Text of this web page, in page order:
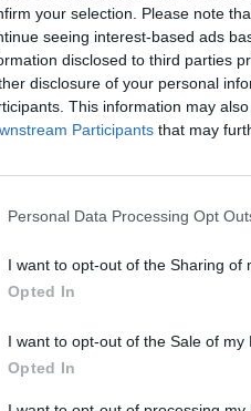
your selection. Please note
seeing interest-based ads
disclosed to third parties
disclosure of your personal
This information may
Participants that may
Personal Data Processing Opt
I want to opt-out of the Sharing of
Opted In
I want to opt-out of the Sale of my
Opted In
ein schreckliches Design
nicht mehr einfallen lasen ,so
Meinung nach nicht aus wie